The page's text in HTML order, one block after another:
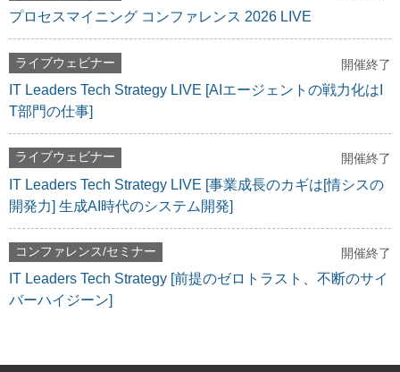
プロセスマイニング コンファレンス 2026 LIVE
ライブウェビナー 開催終了
IT Leaders Tech Strategy LIVE [AIエージェントの戦力化はI
T部門の仕事]
ライブウェビナー 開催終了
IT Leaders Tech Strategy LIVE [事業成長のカギは[情シスの
開発力] 生成AI時代のシステム開発]
コンファレンス/セミナー 開催終了
IT Leaders Tech Strategy [前提のゼロトラスト、不断のサイ
バーハイジーン]